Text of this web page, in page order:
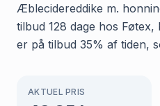
Æblecidereddike m.
tilbud 128 dage hos
er på tilbud 35% af tiden,
AKTUEL PRIS